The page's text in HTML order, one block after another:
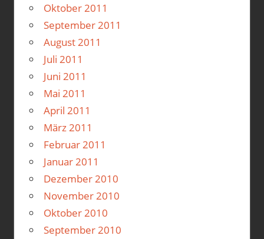
Oktober 2011
September 2011
August 2011
Juli 2011
Juni 2011
Mai 2011
April 2011
März 2011
Februar 2011
Januar 2011
Dezember 2010
November 2010
Oktober 2010
September 2010